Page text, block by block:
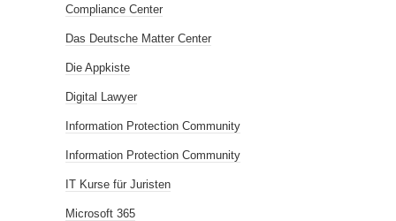
Compliance Center
Das Deutsche Matter Center
Die Appkiste
Digital Lawyer
Information Protection Community
Information Protection Community
IT Kurse für Juristen
Microsoft 365